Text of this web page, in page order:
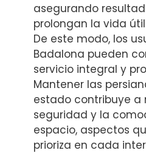
asegurando
prolongan la vida
De este modo, los
Badalona pueden
servicio integral y
Mantener las
estado contribuye a
seguridad y la
espacio, aspectos
prioriza en cada